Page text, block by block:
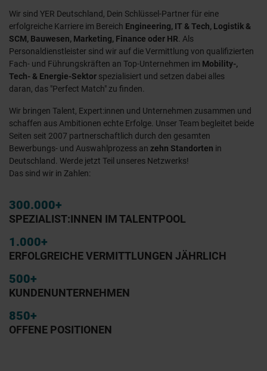
Wir sind YER Deutschland, Dein Schlüssel-Partner für eine
erfolgreiche Karriere im Bereich Engineering, IT & Tech, Logistik &
SCM, Bauwesen, Marketing, Finance oder HR . Als
Personaldienstleister sind wir auf die Vermittlung von qualifizierten
Fach- und Führungskräften an Top-Unternehmen im Mobility-,
Tech- & Energie-Sektor spezialisiert und setzen dabei alles
daran, das "Perfect Match" zu finden.
Wir bringen Talent, Expert:innen und Unternehmen zusammen und
schaffen aus Ambitionen echte Erfolge. Unser Team begleitet beide
Seiten seit 2007 partnerschaftlich durch den gesamten
Bewerbungs- und Auswahlprozess an zehn Standorten in
Deutschland. Werde jetzt Teil unseres Netzwerks!
Das sind wir in Zahlen:
300.000+
SPEZIALIST:INNEN IM TALENTPOOL
1.000+
ERFOLGREICHE VERMITTLUNGEN JÄHRLICH
500+
KUNDENUNTERNEHMEN
850+
OFFENE POSITIONEN